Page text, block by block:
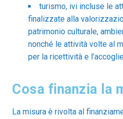
turismo, ivi incluse le
finalizzate alla
patrimonio culturale,
nonché le attività volte al
per la ricettività e
Cosa finanzia la
La misura è rivolta al